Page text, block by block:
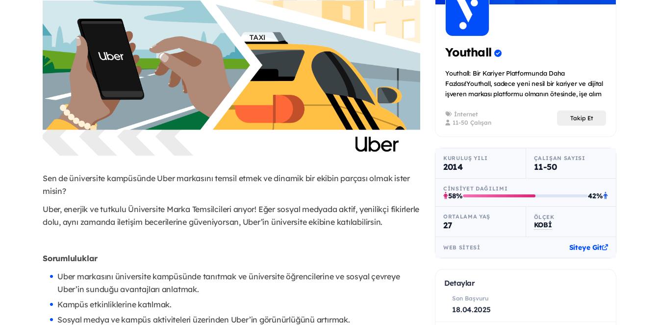
Sen de üniversite kampüsünde Uber markasını temsil etmek ve dinamik bir ekibin parçası olmak ister
misin?
Uber, enerjik ve tutkulu Üniversite Marka Temsilcileri arıyor! Eğer sosyal medyada aktif, yenilikçi fikirlerle
dolu, aynı zamanda iletişim becerilerine güveniyorsan, Uber’in üniversite ekibine katılabilirsin.
Sorumluluklar
Uber markasını üniversite kampüsünde tanıtmak ve üniversite öğrencilerine ve sosyal çevreye
Uber’in sunduğu avantajları anlatmak.
Kampüs etkinliklerine katılmak.
Sosyal medya ve kampüs aktiviteleri üzerinden Uber’in görünürlüğünü artırmak.
Youthall
Youthall: Bir Kariyer Platformunda Daha
Fazlası!Youthall, sadece yeni nesil bir kariyer ve dijital
işveren markası platformu olmanın ötesinde, işe alım
İnternet
11-50 Çalışan
Takip Et
KURULUŞ YILI
2014
ÇALIŞAN SAYISI
11-50
CINSIYET DAĞILIMI
58% 42%
ORTALAMA YAŞ
27
ÖLÇEK
KOBİ
WEB SITESI Siteye Git
Detaylar
Son Başvuru
18.04.2025